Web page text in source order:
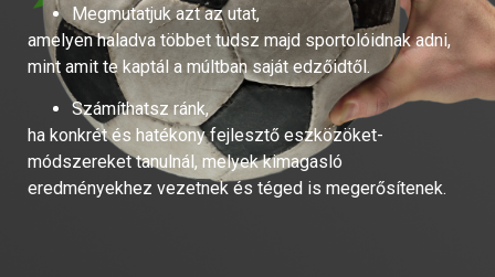
Megmutatjuk azt az utat,
amelyen haladva többet tudsz majd sportolóidnak adni,
mint amit te kaptál a múltban saját edzőidtől.
Számíthatsz ránk,
ha konkrét és hatékony fejlesztő eszközöket-
módszereket tanulnál, melyek kimagasló
eredményekhez vezetnek és téged is megerősítenek.